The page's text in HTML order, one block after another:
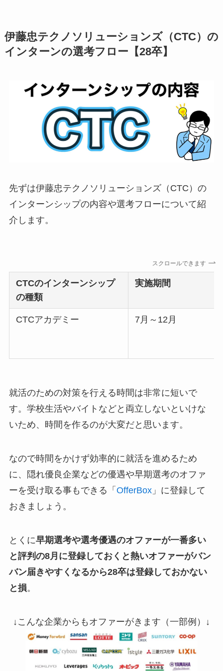
伊藤忠テクノソリューションズ（CTC）の
インターンの選考フロー【28卒】
先ずは伊藤忠テクノソリューションズ（CTC）の
インターンシップの内容や選考フローについて紹
介します。
スクロールできます
CTCのインターンシップ
の種類
実施期間
CTCアカデミー 7月～12月
就活のための対策を行える時間は非常に短いで
す。学校生活やバイトなどと両立しないといけな
いため、時間を作るのが大変だと思います。
なので時間をかけず効率的に就活を進めるため
に、隠れ優良企業などの優遇や早期選考のオファ
ーを受け取る事もできる「 OfferBox」に登録して
おきましょう。
とくに早期選考や選考優遇のオファーが一番多い
と評判の8月に登録しておくと熱いオファーがバン
バン届きやすくなるから28卒は登録しておかない
と損。
↓こんな企業からもオファーがきます（一部例）↓